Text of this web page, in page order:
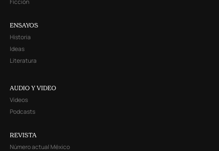
Ficción
ENSAYOS
Historia
Ideas
Literatura
AUDIO Y VIDEO
Videos
Podcasts
REVISTA
Número actual México